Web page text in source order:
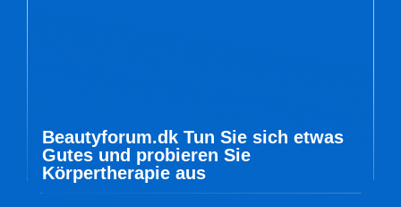
Beautyforum.dk Tun Sie sich etwas
Gutes und probieren Sie
Körpertherapie aus